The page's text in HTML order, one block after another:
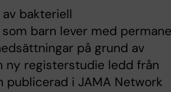
bakteriell
barn lever med
på grund av
ny registerstudie ledd från
publicerad i JAMA Network